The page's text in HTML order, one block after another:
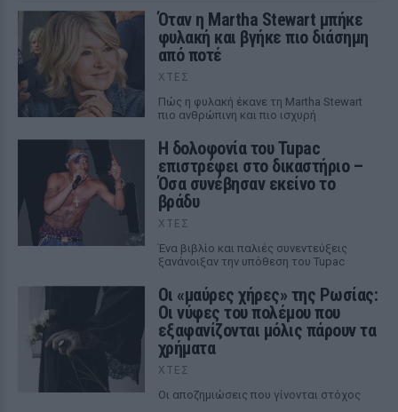
Όταν η Martha Stewart μπήκε
φυλακή και βγήκε πιο διάσημη
από ποτέ
ΧΤΕΣ
Πώς η φυλακή έκανε τη Martha Stewart
πιο ανθρώπινη και πιο ισχυρή
Η δολοφονία του Tupac
επιστρέφει στο δικαστήριο –
Όσα συνέβησαν εκείνο το
βράδυ
ΧΤΕΣ
Ένα βιβλίο και παλιές συνεντεύξεις
ξανάνοιξαν την υπόθεση του Tupac
Οι «μαύρες χήρες» της Ρωσίας:
Οι νύφες του πολέμου που
εξαφανίζονται μόλις πάρουν τα
χρήματα
ΧΤΕΣ
Οι αποζημιώσεις που γίνονται στόχος